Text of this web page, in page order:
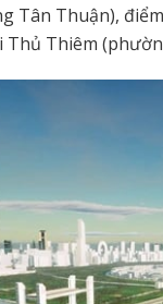
Tân Thuận),
Thiêm